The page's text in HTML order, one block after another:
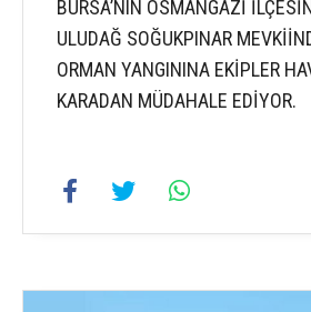
BURSA’NIN OSMANGAZİ
ULUDAĞ SOĞUKPINAR
ORMAN YANGININA EKİPLER
KARADAN MÜDAHALE EDİYOR.